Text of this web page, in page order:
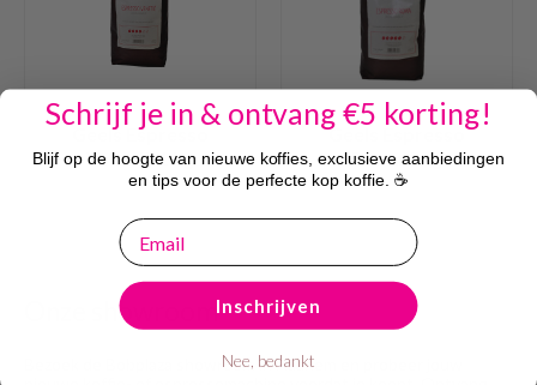
Geels Espresso
Venetië 1 kg
Geels Espresso
Roma 1 kg
Onze showroom
Bezoek de Bobplaza showroom in Haarlem en probeer jouw
Schrijf je in & ontvang €5 korting!
Blijf op de hoogte van nieuwe koffies, exclusieve aanbiedingen
en tips voor de perfecte kop koffie. ☕
email
Inschrijven
Nee, bedankt